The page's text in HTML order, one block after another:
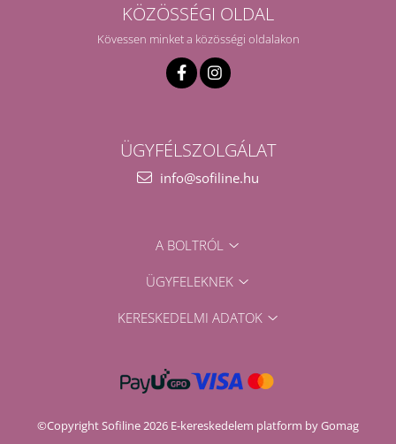
KÖZÖSSÉGI OLDAL
Kövessen minket a közösségi oldalakon
ÜGYFÉLSZOLGÁLAT
info@sofiline.hu
A BOLTRÓL
ÜGYFELEKNEK
KERESKEDELMI ADATOK
©Copyright Sofiline 2026 E-kereskedelem platform by Gomag